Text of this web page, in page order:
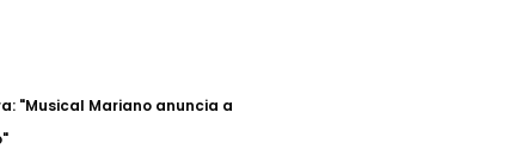
"Musical Mariano anuncia a